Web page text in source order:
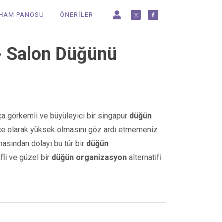
PANOSU ÖNERİLER
Düğünü
görkemli ve büyüleyici bir singapur düğün
olarak yüksek olmasını göz ardı etmemeniz
dolayı bu tür bir düğün
ve güzel bir düğün organizasyonalternatifi